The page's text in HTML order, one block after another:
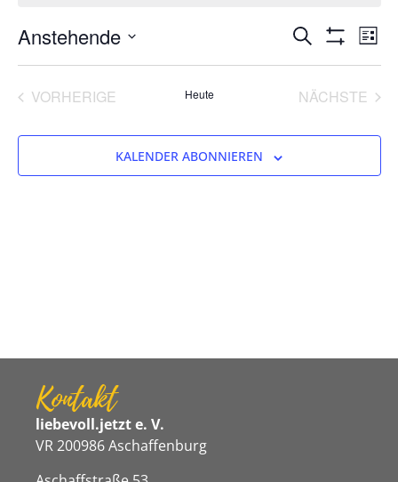
Suche
und
SUCHE LISTE
Anstehende
wählen.
VORHERIGE VERANSTALTUNGEN
Heute NÄCHSTE
KALENDER ABONNIEREN
Kontakt
liebevoll.jetzt e. V.
VR 200986 Aschaffenburg